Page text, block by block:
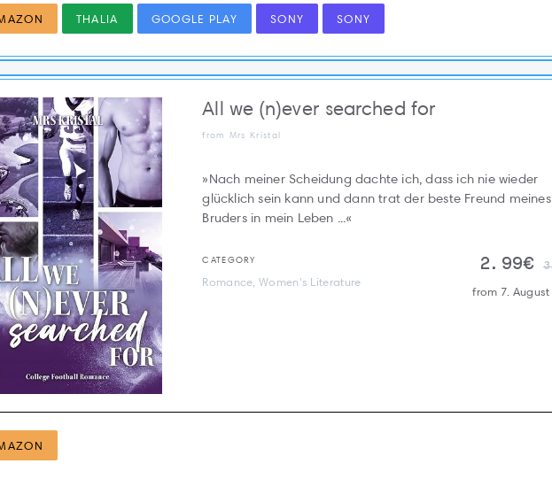
THALIA GOOGLE PLAY SONY SONY
All we (n)ever searched for
from Mrs Kristal
»Nach meiner Scheidung dachte ich, dass ich nie wieder
glücklich sein kann und dann trat der beste Freund meines
Bruders in mein Leben ...«
CATEGORY
Romance, Women's Literature
2.99€
from 7. August